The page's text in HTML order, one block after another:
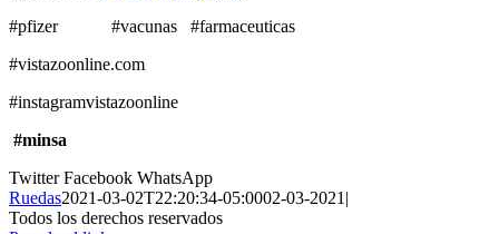
#pfizer #vacunas #farmaceuticas
#vistazoonline.com
#instagramvistazoonline
#minsa
TwitterFacebook WhatsApp
Ruedas2021-03-02T22:20:34-05:0002-03-2021|
Todos los derechos reservados